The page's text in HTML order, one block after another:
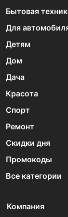
Бытовая
Для
Детям
Дом
Дача
Красота
Спорт
Ремонт
Скидки дня
Промокоды
Все категории
Компания